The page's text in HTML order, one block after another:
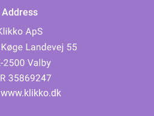
Address
www.klikko.dk